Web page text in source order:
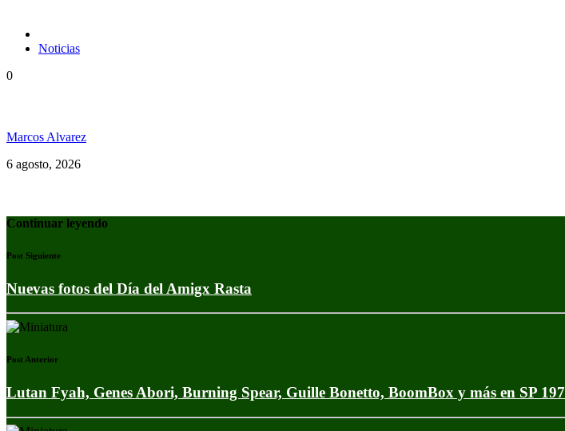
Noticias
0
Marcos Alvarez
6 agosto, 2026
Continuar leyendo
Post Siguiente
Nuevas fotos del Día del Amigx Rasta
Post Anterior
Lutan Fyah, Genes Abori, Burning Spear, Guille Bonetto, BoomBox y más en SP 197